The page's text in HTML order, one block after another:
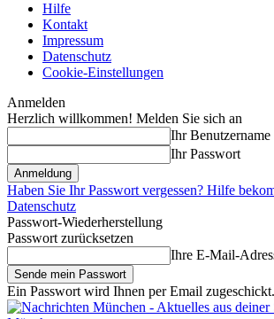
Hilfe
Kontakt
Impressum
Datenschutz
Cookie-Einstellungen
Anmelden
Herzlich willkommen! Melden Sie sich an
Ihr Benutzername
Ihr Passwort
Haben Sie Ihr Passwort vergessen? Hilfe
Datenschutz
Passwort-Wiederherstellung
Passwort zurücksetzen
Ihre E-Mail-
Ein Passwort wird Ihnen per Email zugeschickt.